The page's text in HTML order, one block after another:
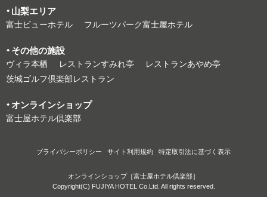
⼭梨エリア
富⼠ビューホテル フルーツパーク富⼠屋ホテル
その他の施設
ヴィラ本栖 レストランすみれ亭
レストランあやめ亭
茨城ゴルフ倶楽部レストラン
オンラインショップ
富⼠屋ホテル倶楽部
プライバシーポリシー サイト利⽤規約 特定取引法に基づく表⽰
オンラインショップ［富士屋ホテル倶楽部］
Copyright(C) FUJIYA HOTEL Co.Ltd. All rights reserved.